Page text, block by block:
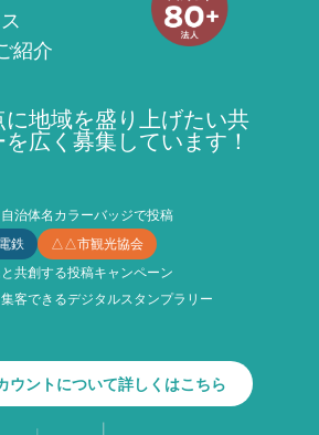
紹介
に地域を盛り上げたい共
広く募集しています！
治体名カラーバッジで投稿
鉄
△△市観光協会
共創する投稿キャンペーン
客できるデジタルスタンプラリー
ウントについて詳しくはこちら